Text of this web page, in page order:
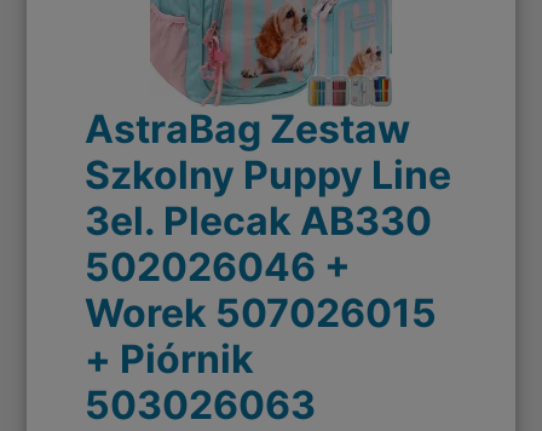
AstraBag Zestaw
Szkolny Puppy Line
3el. Plecak AB330
502026046 +
Worek 507026015
+ Piórnik
503026063